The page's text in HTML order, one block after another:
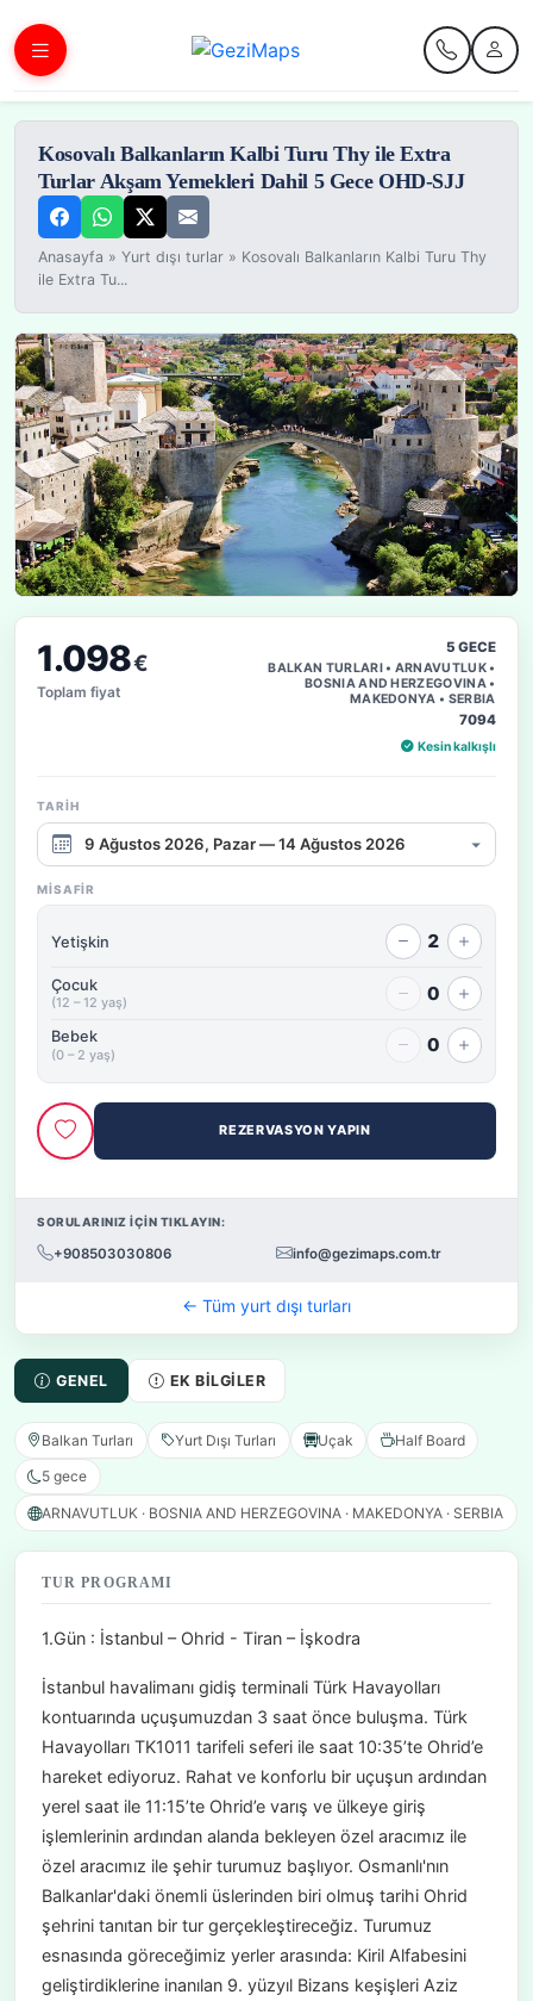
Kosovalı Balkanların Kalbi Turu Thy ile Extra
Turlar Akşam Yemekleri Dahil 5 Gece OHD-SJJ
Anasayfa »Yurt dışı turlar » Kosovalı Balkanların Kalbi Turu Thy
ile Extra Tu...
1.098€
Toplam fiyat
5 GECE
BALKAN TURLARI • ARNAVUTLUK •
BOSNIA AND HERZEGOVINA •
MAKEDONYA • SERBIA
7094
Kesin kalkışlı
TARIH
Çıkış tarihi aralığı
MISAFIR
Yetişkin 2
Çocuk
(12 – 12 yaş) 0
Bebek
(0 – 2 yaş) 0
REZERVASYON YAPIN
SORULARINIZ İÇİN TIKLAYIN:
+908503030806 info@gezimaps.com.tr
← Tüm yurt dışı turları
GENEL EK BILGILER
Balkan Turları Yurt Dışı Turları Uçak Half Board
5 gece
ARNAVUTLUK · BOSNIA AND HERZEGOVINA · MAKEDONYA · SERBIA
TUR PROGRAMI
1.Gün : İstanbul – Ohrid - Tiran – İşkodra
İstanbul havalimanı gidiş terminali Türk Havayolları
kontuarında uçuşumuzdan 3 saat önce buluşma. Türk
Havayolları TK1011 tarifeli seferi ile saat 10:35’te Ohrid’e
hareket ediyoruz. Rahat ve konforlu bir uçuşun ardından
yerel saat ile 11:15’te Ohrid’e varış ve ülkeye giriş
işlemlerinin ardından alanda bekleyen özel aracımız ile
özel aracımız ile şehir turumuz başlıyor. Osmanlı'nın
Balkanlar'daki önemli üslerinden biri olmuş tarihi Ohrid
şehrini tanıtan bir tur gerçekleştireceğiz. Turumuz
esnasında göreceğimiz yerler arasında: Kiril Alfabesini
geliştirdiklerine inanılan 9. yüzyıl Bizans keşişleri Aziz